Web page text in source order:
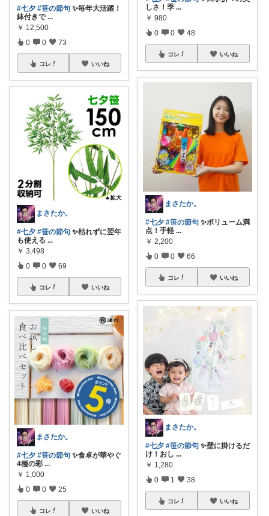
#七夕 #笹の節句 ✨毎年大活躍！
鉢付きで ...
￥ 12,500
0 0 73
コレ いいね
まさたか。
#七夕 #笹の節句 ✨枯れずに翌年
も使える ...
￥ 3,498
0 0 69
コレ いいね
まさたか。
#七夕 #笹の節句 ✨食卓が華やぐ
4種の彩 ...
￥ 1,000
0 0 25
コレ いいね
しさ！季 ...
￥ 980
0 0 48
コレ いいね
まさたか。
#七夕 #笹の節句 ✨ボリューム満
点！手軽 ...
￥ 2,200
0 0 66
コレ いいね
まさたか。
#七夕 #笹の節句 ✨壁に掛けるだ
け！おし ...
￥ 1,280
0 1 38
コレ いいね